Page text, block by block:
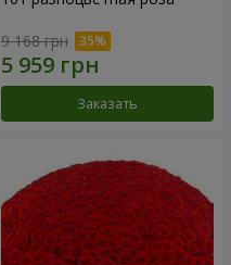
9 168 грн
Заказать